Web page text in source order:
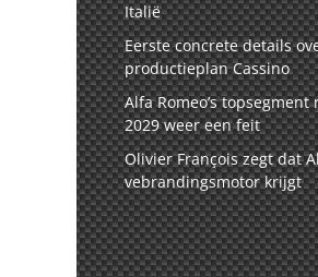
Italië
Eerste concrete details
productieplan Cassino
Alfa Romeo’s
2029 weer een feit
Olivier François zegt dat
vebrandingsmotor krijgt